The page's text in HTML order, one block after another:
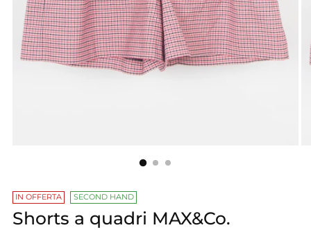
IN OFFERTA SECOND HAND
Shorts a quadri MAX&Co.